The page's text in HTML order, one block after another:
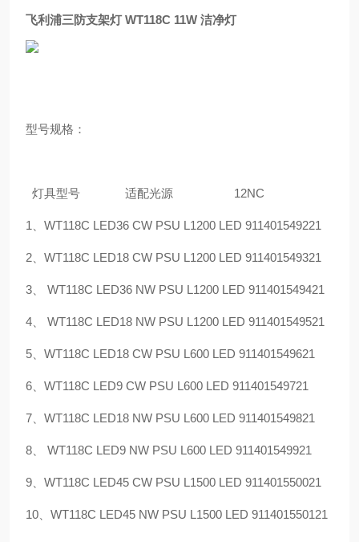
飞利浦三防支架灯 WT118C 11W 洁净灯
型号规格：
灯具型号 适配光源 12NC
1 WT118C LED36 CW PSU L1200 LED 911401549221
2 WT118C LED18 CW PSU L1200 LED 911401549321
3 WT118C LED36 NW PSU L1200 LED 911401549421
4 WT118C LED18 NW PSU L1200 LED 911401549521
5 WT118C LED18 CW PSU L600 LED 911401549621
6 WT118C LED9 CW PSU L600 LED 911401549721
7 WT118C LED18 NW PSU L600 LED 911401549821
8 WT118C LED9 NW PSU L600 LED 911401549921
9 WT118C LED45 CW PSU L1500 LED 911401550021
10 WT118C LED45 NW PSU L1500 LED 911401550121